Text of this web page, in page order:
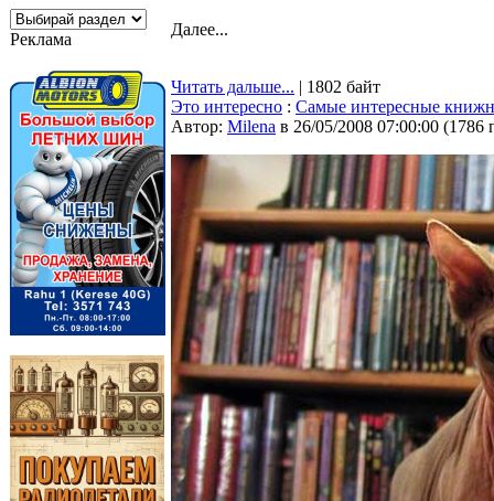
Реклама
Далее...
Читать дальше... | 1802 байт
Это интересно : Самые интересные
Автор: Milena в 26/05/2008 07:00:00 (1786